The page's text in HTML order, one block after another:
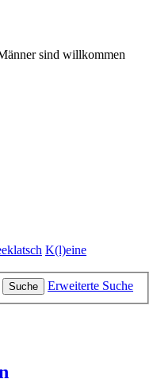
sind willkommen
K(l)eine
Suche
Erweiterte Suche